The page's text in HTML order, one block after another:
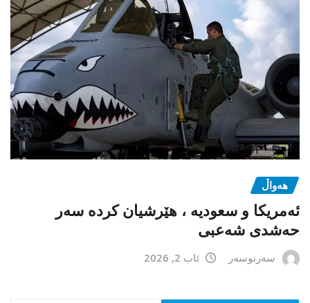
هەواڵ
ئەمریکا و سعودیە ، هێرشیان کردە سەر
حەشدی شەعبی
سەرنوسەر ئاب 2, 2026